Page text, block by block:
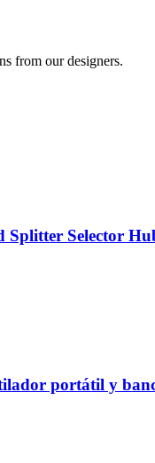
from our designers.
Selector
portátil y